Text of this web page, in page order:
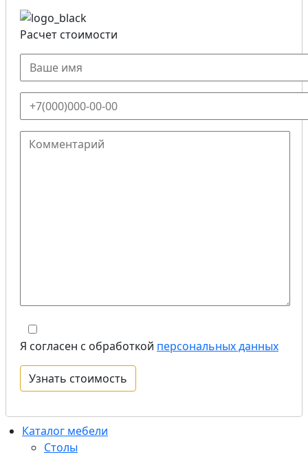
Расчет стоимости
Я согласен с обработкой персональных данных
Каталог мебели
Столы